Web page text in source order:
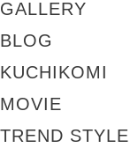
GALLERY
BLOG
KUCHIKOMI
MOVIE
TREND STYLE